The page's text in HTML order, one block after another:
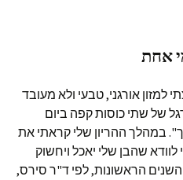
אחת
למזון אורגני, טבעי ולא מעובד
של שתי כוסות קפה ביום
במהלך ההריון שלי קראתי את
שהבן שלי יאכל ויחשוק
הראשונות, לפי ד"ר סירס,